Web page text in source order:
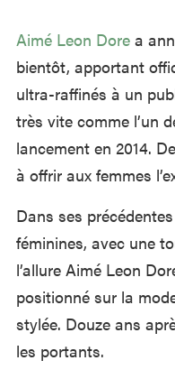
Aimé Leon Dore a
bientôt, apportant
ultra-raffinés à un
très vite comme l’un
lancement en 2014.
à offrir aux femmes
Dans ses
féminines, avec une
l’allure Aimé Leon
positionné sur la
stylée. Douze ans
les portants.